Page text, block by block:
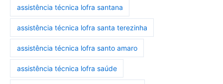
assistência técnica lofra santana
assistência técnica lofra santa terezinha
assistência técnica lofra santo amaro
assistência técnica lofra saúde